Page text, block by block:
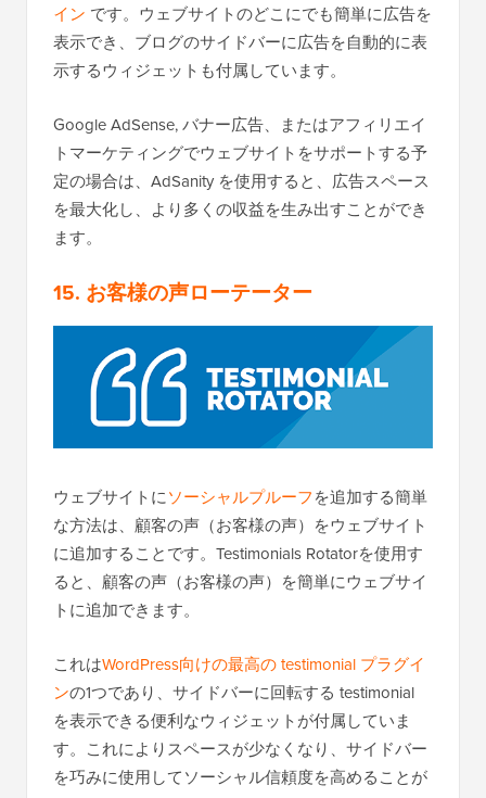
イン です。ウェブサイトのどこにでも簡単に広告を
表示でき、ブログのサイドバーに広告を自動的に表
示するウィジェットも付属しています。
Google AdSense, バナー広告、またはアフィリエイ
トマーケティングでウェブサイトをサポートする予
定の場合は、AdSanity を使用すると、広告スペース
を最大化し、より多くの収益を生み出すことができ
ます。
15. お客様の声ローテーター
ウェブサイトにソーシャルプルーフを追加する簡単
な方法は、顧客の声（お客様の声）をウェブサイト
に追加することです。Testimonials Rotatorを使用す
ると、顧客の声（お客様の声）を簡単にウェブサイ
トに追加できます。
これはWordPress向けの最高の testimonial プラグイ
ンの1つであり、サイドバーに回転する testimonial
を表示できる便利なウィジェットが付属していま
す。これによりスペースが少なくなり、サイドバー
を巧みに使用してソーシャル信頼度を高めることが